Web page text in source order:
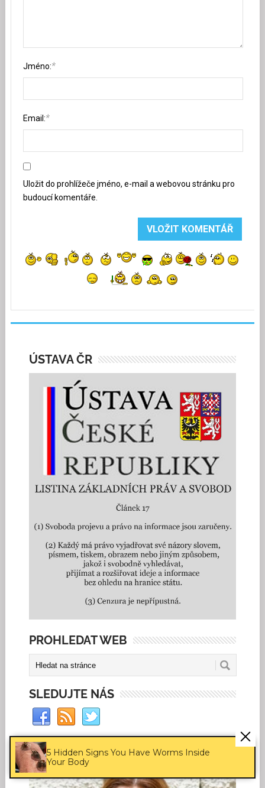
Jméno:*
Email:*
Uložit do prohlížeče jméno, e-mail a webovou stránku pro
budoucí komentáře.
5 Hidden Signs You Have Worms Inside
Your Body
ÚSTAVA ČR
PROHLEDAT WEB
SLEDUJTE NÁS
FLASH